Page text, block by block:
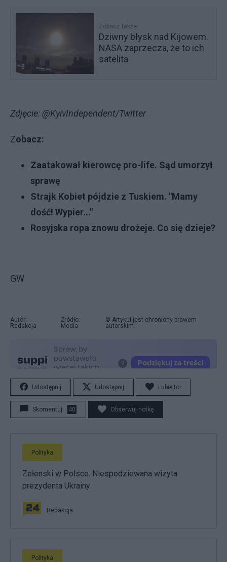
Zobacz także
Dziwny błysk nad Kijowem.
NASA zaprzecza, że to ich
satelita
Zdjęcie: @KyivIndependent/Twitter
Zobacz:
Zaatakował kierowcę pro-life. Sąd umorzył
sprawę
Strajk Kobiet pójdzie z Tuskiem. "Mamy
dość! Wypier..."
Rosyjska ropa znowu drożeje. Co się dzieje?
GW
Autor:
Redakcja
Źródło:
Media
© Artykuł jest chroniony prawem
autorskim.
Udostępnij Udostępnij Lubię to!
Skomentuj 40 Obserwuj notkę
Polityka
Zełenski w Polsce. Niespodziewana wizyta
prezydenta Ukrainy
Redakcja
Polityka